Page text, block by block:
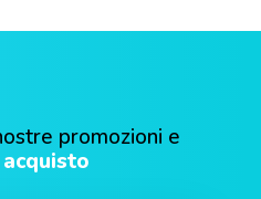
promozioni e